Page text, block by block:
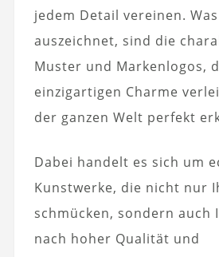
jedem Detail vereinen.
auszeichnet, sind die
Muster und Markenlogos,
einzigartigen Charme
der ganzen Welt perfekt
Dabei handelt es sich um
Kunstwerke, die nicht nur
schmücken, sondern auch
nach hoher Qualität und